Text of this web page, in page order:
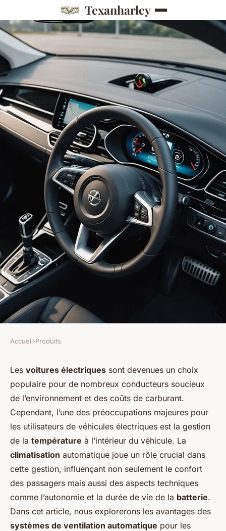
Texanharley
Quels sont les avantages des
systèmes de ventilation
automatique pour les voitures
électriques?
Léon• 2 octobre 2024• 5 min de lecture
Accueil›Produits
Les voitures électriques sont devenues un choix
populaire pour de nombreux conducteurs soucieux
de l’environnement et des coûts de carburant.
Cependant, l’une des préoccupations majeures pour
les utilisateurs de véhicules électriques est la gestion
de la température à l’intérieur du véhicule. La
climatisation automatique joue un rôle crucial dans
cette gestion, influençant non seulement le confort
des passagers mais aussi des aspects techniques
comme l’autonomie et la durée de vie de la batterie.
Dans cet article, nous explorerons les avantages des
systèmes de ventilation automatique pour les